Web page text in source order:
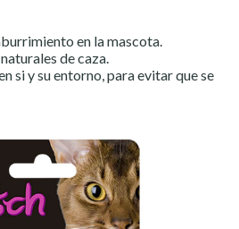
en la mascota.
de caza.
si y su entorno, para evitar que se